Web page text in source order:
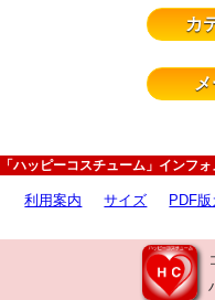
カ
「ハッピーコスチューム」インフ
利用案内 サイズ PDF